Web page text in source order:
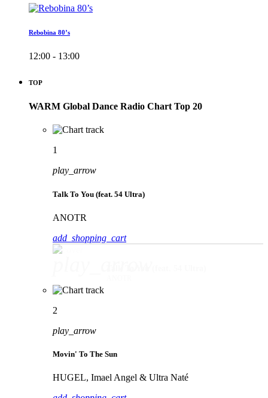
Rebobina 80’s
12:00 - 13:00
TOP
WARM Global Dance Radio Chart Top 20
1
play_arrow
Talk To You (feat. 54 Ultra)
ANOTR
add_shopping_cart
2
play_arrow
Movin' To The Sun
HUGEL, Imael Angel & Ultra Naté